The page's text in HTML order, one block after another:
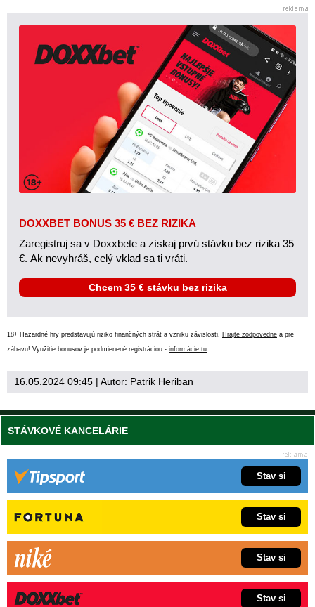
DOXXBET BONUS 35 € BEZ RIZIKA
Zaregistruj sa v Doxxbete a získaj prvú stávku bez rizika 35
€. Ak nevyhráš, celý vklad sa ti vráti.
Chcem 35 € stávku bez rizika
18+ Hazardné hry predstavujú riziko finančných strát a vzniku závislosti. Hrajte zodpovedne a pre
zábavu! Využitie bonusov je podmienené registráciou - informácie tu
16.05.2024 09:45 | Autor: Patrik Heriban
STÁVKOVÉ KANCELÁRIE
Stav si
Stav si
Stav si
Stav si